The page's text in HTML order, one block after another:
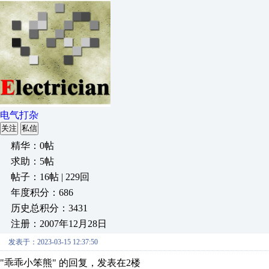
电气打杂
关注 私信
精华：0帖
求助：5帖
帖子：16帖 | 229回
年度积分：686
历史总积分：3431
注册：2007年12月28日
发表于：2023-03-15 12:37:50
"乖乖小笨熊" 的回复，发表在2楼